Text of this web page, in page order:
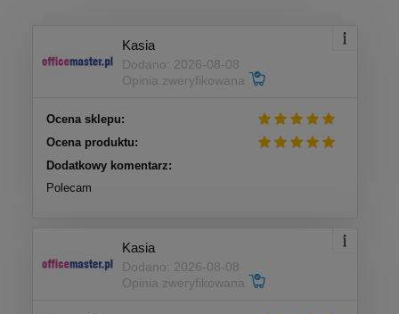
Kasia
Dodano: 2026-08-08
Opinia zweryfikowana
Ocena sklepu:
Ocena produktu:
Dodatkowy komentarz:
Polecam
Kasia
Dodano: 2026-08-08
Opinia zweryfikowana